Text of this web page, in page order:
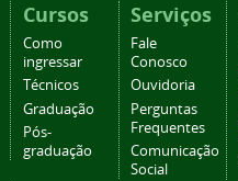
Cursos
Como
ingressar
Técnicos
Graduação
Pós-
graduação
Serviços
Fale
Conosco
Ouvidoria
Perguntas
Frequentes
Comunicação
Social